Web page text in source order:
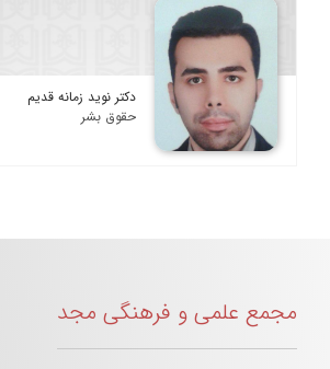
دکتر نوید زمانه قدیم
حقوق بشر
مجمع علمی و فرهنگی مجد